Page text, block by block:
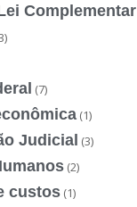
Complementar
(7)
(1)
Judicial (3)
(2)
custos (1)